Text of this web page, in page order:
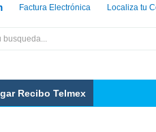
Localiza tu
Factura Electrónica
Recibo Telmex